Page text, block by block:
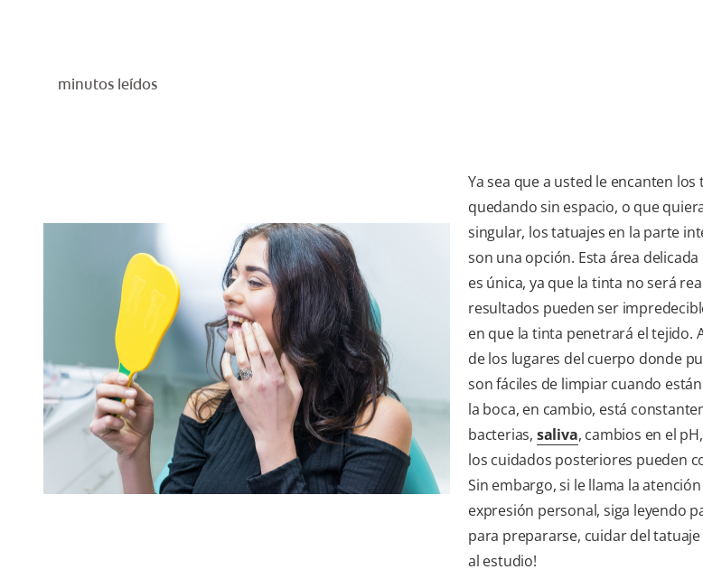
minutos leídos
Ya sea que a usted le encanten
quedando sin espacio, o que
singular, los tatuajes en la parte
son una opción. Esta área
es única, ya que la tinta no será
resultados pueden ser
en que la tinta penetrará el tejido.
de los lugares del cuerpo donde
son fáciles de limpiar cuando
la boca, en cambio, está
bacterias, saliva, cambios en el
los cuidados posteriores pueden
Sin embargo, si le llama la
expresión personal, siga leyendo
para prepararse, cuidar del
al estudio!